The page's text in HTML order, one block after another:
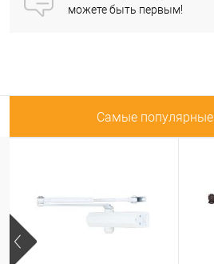
можете быть первым!
Самые